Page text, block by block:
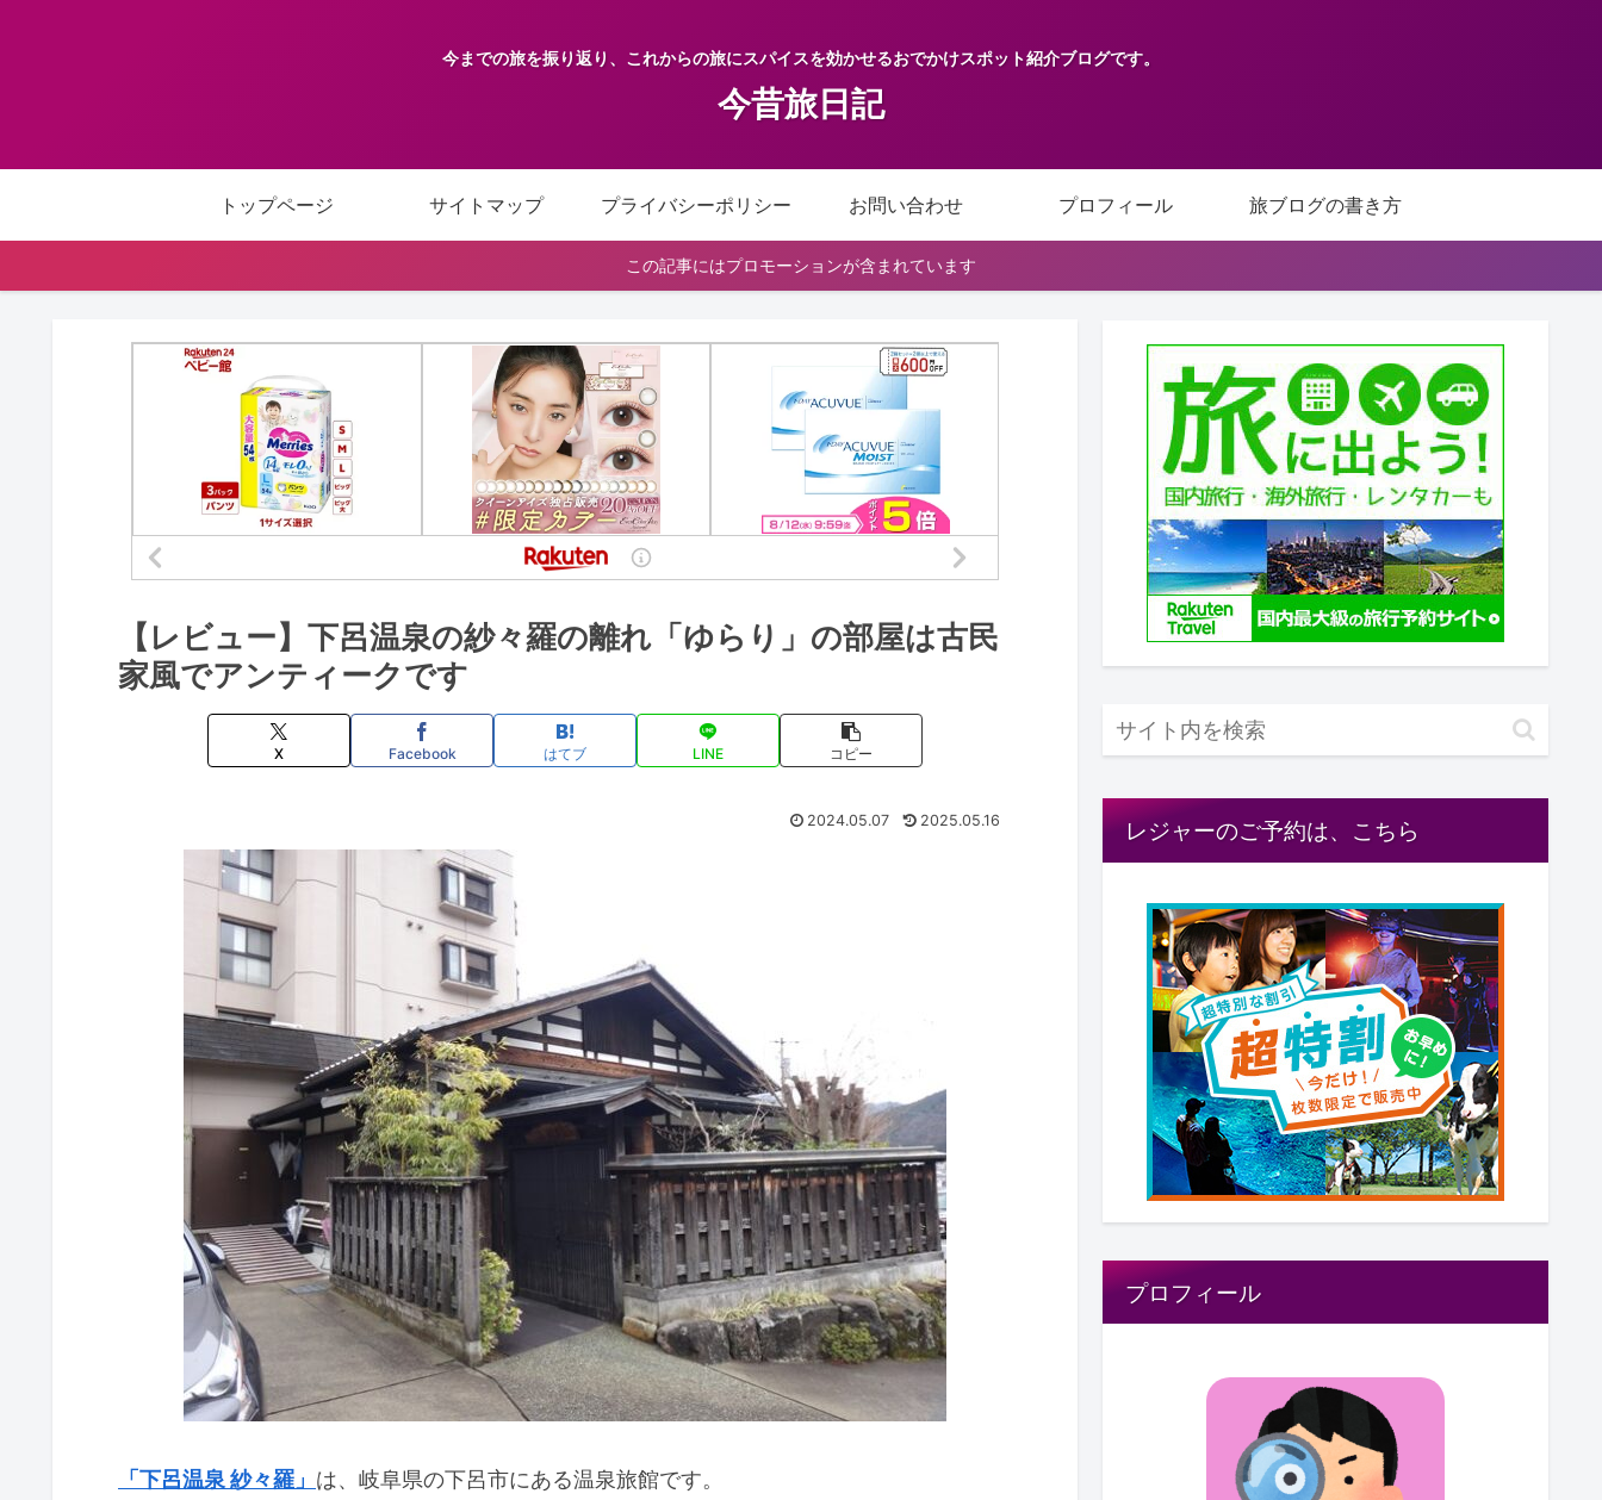
今までの旅を振り返り、これからの旅にスパイスを効かせるおでかけスポット紹介ブログです。
今昔旅日記
トップページ サイトマップ プライバシーポリシー お問い合わせ プロフィール 旅ブログの書き方
この記事にはプロモーションが含まれています
【レビュー】下呂温泉の紗々羅の離れ「ゆらり」の部屋は古民
家風でアンティークです
X Facebook はてブ LINE コピー
2024.05.07 2025.05.16
「下呂温泉 紗々羅」 は、岐阜県の下呂市にある温泉旅館です。
レジャーのご予約は、こちら
プロフィール